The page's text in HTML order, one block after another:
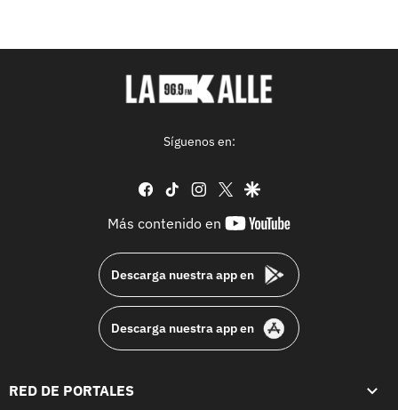
Síguenos en:
facebook
tiktok instagram
twittergoogle
Más contenido en
youtube-
Descarga nuestra app en
Descarga nuestra app en
RED DE PORTALES